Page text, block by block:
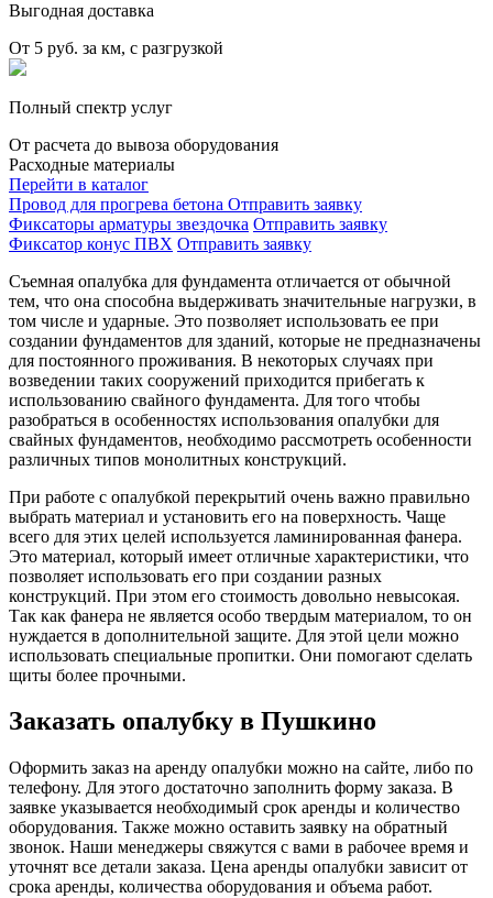
Выгодная доставка
От 5 руб. за км, с разгрузкой
Полный спектр услуг
От расчета до вывоза оборудования
Расходные материалы
Перейти в каталог
Провод для прогрева бетона Отправить заявку
Фиксаторы арматуры звездочка Отправить заявку
Фиксатор конус ПВХ Отправить заявку
Съемная опалубка для фундамента отличается от обычной
тем, что она способна выдерживать значительные нагрузки, в
том числе и ударные. Это позволяет использовать ее при
создании фундаментов для зданий, которые не предназначены
для постоянного проживания. В некоторых случаях при
возведении таких сооружений приходится прибегать к
использованию свайного фундамента. Для того чтобы
разобраться в особенностях использования опалубки для
свайных фундаментов, необходимо рассмотреть особенности
различных типов монолитных конструкций.
При работе с опалубкой перекрытий очень важно правильно
выбрать материал и установить его на поверхность. Чаще
всего для этих целей используется ламинированная фанера.
Это материал, который имеет отличные характеристики, что
позволяет использовать его при создании разных
конструкций. При этом его стоимость довольно невысокая.
Так как фанера не является особо твердым материалом, то он
нуждается в дополнительной защите. Для этой цели можно
использовать специальные пропитки. Они помогают сделать
щиты более прочными.
Заказать опалубку в Пушкино
Оформить заказ на аренду опалубки можно на сайте, либо по
телефону. Для этого достаточно заполнить форму заказа. В
заявке указывается необходимый срок аренды и количество
оборудования. Также можно оставить заявку на обратный
звонок. Наши менеджеры свяжутся с вами в рабочее время и
уточнят все детали заказа. Цена аренды опалубки зависит от
срока аренды, количества оборудования и объема работ.